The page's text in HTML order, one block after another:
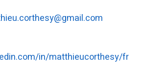
in/matthieucorthesy/fr